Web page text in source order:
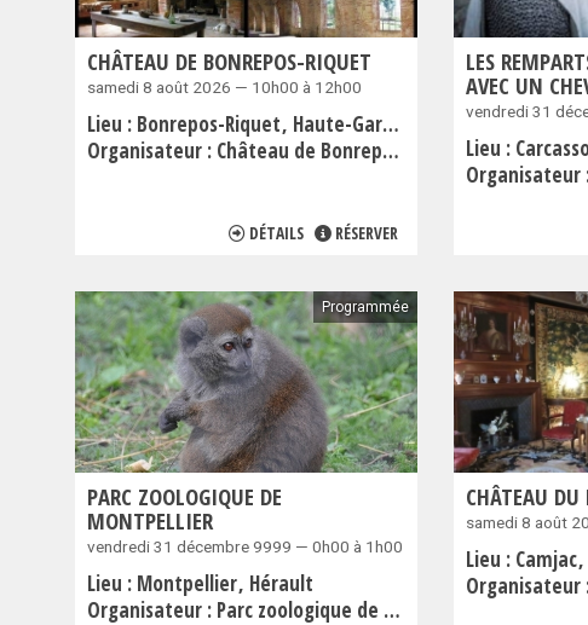
CHÂTEAU DE BONREPOS-RIQUET
samedi 8 août 2026 — 10h00 à 12h00
Lieu : Bonrepos-Riquet Haute-Garonne
Organisateur : Château de Bonrepos-Riquet
DÉTAILS RÉSERVER
LES
AVEC UN
vendredi 31
Lieu :
Organisateur
Programmée
PARC ZOOLOGIQUE DE
MONTPELLIER
vendredi 31 décembre 9999 — 0h00 à 1h00
Lieu : Montpellier Hérault
Organisateur : Parc zoologique de Montpellier
CHÂTEAU DU
samedi 8 août
Lieu : Camjac
Organisateur